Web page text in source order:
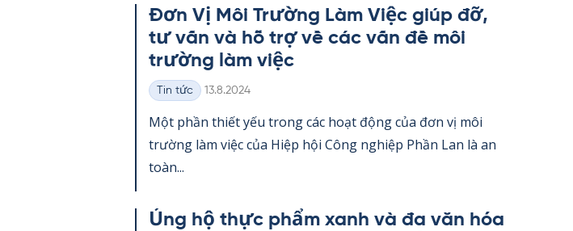
Đơn Vị Môi Trường Làm Việc giúp đỡ,
tư vấn và hỗ trợ về các vấn đề môi
trường làm việc
Thể
loại
Tin tức Kirjoitettu
13.8.2024
Một phần thiết yếu trong các hoạt động của đơn vị môi
trường làm việc của Hiệp hội Công ng­hiệp Phần Lan là an
toàn...
Ủng hộ thực phẩm xanh và đa văn hóa